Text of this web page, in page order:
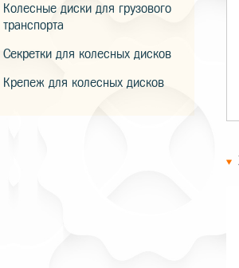
Колесные диски для грузового
транспорта
Секретки для колесных дисков
Крепеж для колесных дисков